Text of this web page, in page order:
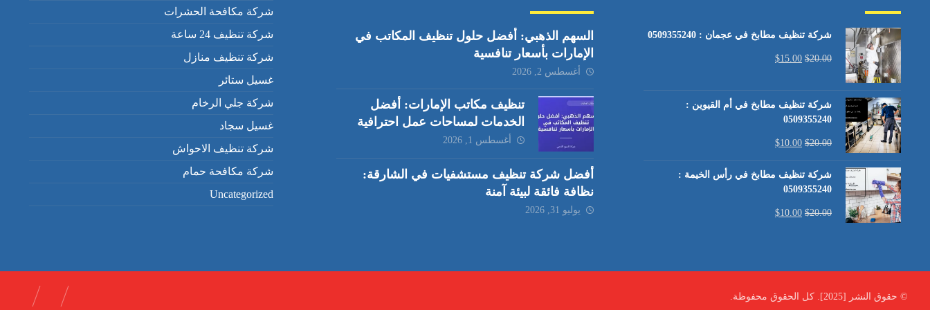
شركة تنظيف مطابخ في عجمان : 0509355240
$20.00
$15.00
شركة تنظيف مطابخ في أم القيوين :
0509355240
$20.00
$10.00
شركة تنظيف مطابخ في رأس الخيمة :
0509355240
$20.00
$10.00
السهم الذهبي: أفضل حلول تنظيف المكاتب في
الإمارات بأسعار تنافسية
أغسطس 2, 2026
تنظيف مكاتب الإمارات: أفضل
الخدمات لمساحات عمل احترافية
أغسطس 1, 2026
أفضل شركة تنظيف مستشفيات في الشارقة:
نظافة فائقة لبيئة آمنة
يوليو 31, 2026
شركة مكافحة الحشرات
شركة تنظيف 24 ساعة
شركة تنظيف منازل
غسيل ستائر
شركة جلي الرخام
غسيل سجاد
شركة تنظيف الاحواش
شركة مكافحة حمام
Uncategorized
© حقوق النشر [2025]. كل الحقوق محفوظة.